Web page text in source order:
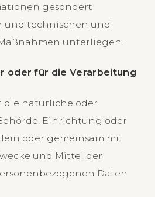
gesondert
und technischen und
unterliegen.
oder für die Verarbeitung
die natürliche oder
Einrichtung oder
oder gemeinsam mit
und Mittel der
Daten